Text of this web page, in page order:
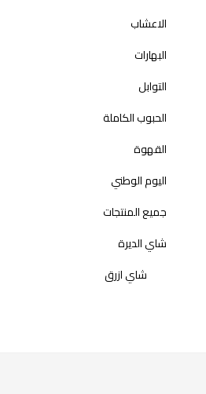
الاعشاب
البهارات
التوابل
الحبوب الكاملة
القهوة
اليوم الوطني
جميع المنتجات
شاي الديرة
شاي ازرق